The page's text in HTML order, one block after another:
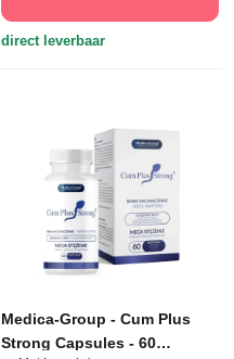
direct leverbaar
Medica-Group - Cum Plus
Strong Capsules - 60